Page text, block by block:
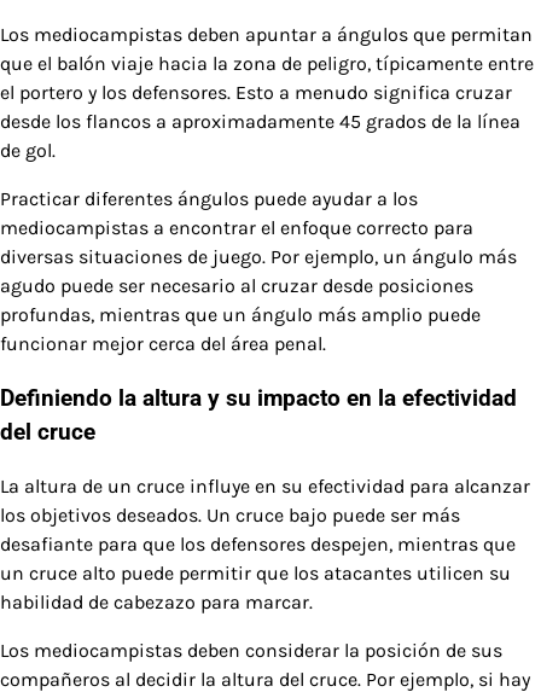
Los mediocampistas deben apuntar a ángulos que permitan
que el balón viaje hacia la zona de peligro, típicamente entre
el portero y los defensores. Esto a menudo significa cruzar
desde los flancos a aproximadamente 45 grados de la línea
de gol.
Practicar diferentes ángulos puede ayudar a los
mediocampistas a encontrar el enfoque correcto para
diversas situaciones de juego. Por ejemplo, un ángulo más
agudo puede ser necesario al cruzar desde posiciones
profundas, mientras que un ángulo más amplio puede
funcionar mejor cerca del área penal.
Definiendo la altura y su impacto en la efectividad
del cruce
La altura de un cruce influye en su efectividad para alcanzar
los objetivos deseados. Un cruce bajo puede ser más
desafiante para que los defensores despejen, mientras que
un cruce alto puede permitir que los atacantes utilicen su
habilidad de cabezazo para marcar.
Los mediocampistas deben considerar la posición de sus
compañeros al decidir la altura del cruce. Por ejemplo, si hay